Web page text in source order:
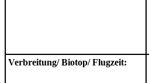
Verbreitung/ Biotop/ Flugzeit: